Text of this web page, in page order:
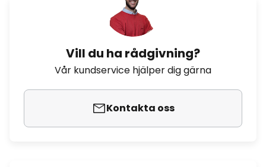
Vill du ha rådgivning?
Vår kundservice hjälper dig gärna
Kontakta oss